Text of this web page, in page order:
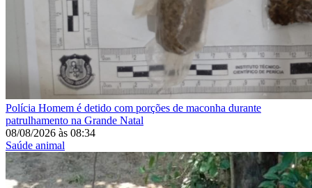
Polícia Homem é detido com porções de maconha durante
patrulhamento na Grande Natal
08/08/2026 às 08:34
Saúde animal